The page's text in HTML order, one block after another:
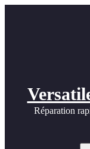
Réparation